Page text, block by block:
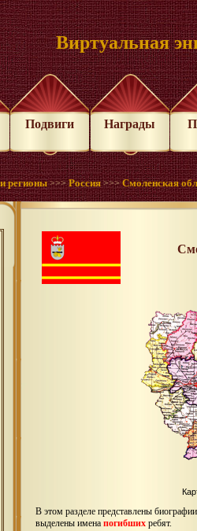
Виртуальная
Подвиги Награды
регионы >>>Россия >>>Смоленская
В этом разделе представлены биографии
выделены имена погибших ребят.